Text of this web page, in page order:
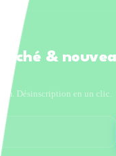
&
Désinscription en un clic.